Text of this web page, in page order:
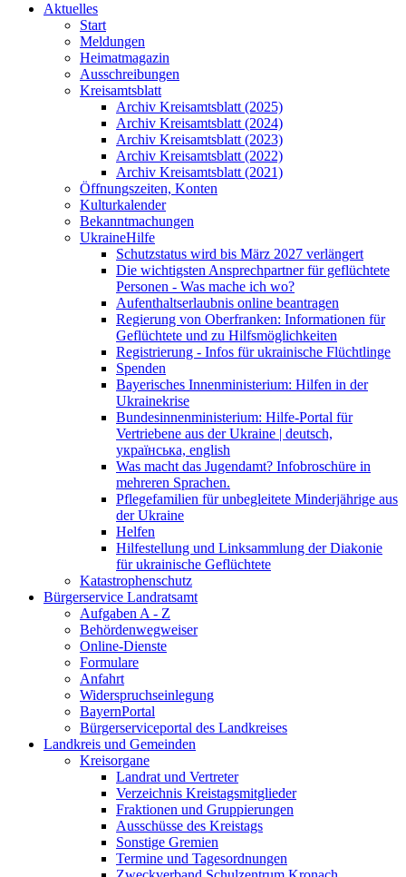
Aktuelles
Start
Meldungen
Heimatmagazin
Ausschreibungen
Kreisamtsblatt
Archiv Kreisamtsblatt (2025)
Archiv Kreisamtsblatt (2024)
Archiv Kreisamtsblatt (2023)
Archiv Kreisamtsblatt (2022)
Archiv Kreisamtsblatt (2021)
Öffnungszeiten, Konten
Kulturkalender
Bekanntmachungen
UkraineHilfe
Schutzstatus wird bis März 2027 verlängert
Die wichtigsten Ansprechpartner für geflüchtete
Personen - Was mache ich wo?
Aufenthaltserlaubnis online beantragen
Regierung von Oberfranken: Informationen für
Geflüchtete und zu Hilfsmöglichkeiten
Registrierung - Infos für ukrainische Flüchtlinge
Spenden
Bayerisches Innenministerium: Hilfen in der
Ukrainekrise
Bundesinnenministerium: Hilfe-Portal für
Vertriebene aus der Ukraine | deutsch,
українська, english
Was macht das Jugendamt? Infobroschüre in
mehreren Sprachen.
Pflegefamilien für unbegleitete Minderjährige aus
der Ukraine
Helfen
Hilfestellung und Linksammlung der Diakonie
für ukrainische Geflüchtete
Katastrophenschutz
Bürgerservice Landratsamt
Aufgaben A - Z
Behördenwegweiser
Online-Dienste
Formulare
Anfahrt
Widerspruchseinlegung
BayernPortal
Bürgerserviceportal des Landkreises
Landkreis und Gemeinden
Kreisorgane
Landrat und Vertreter
Verzeichnis Kreistagsmitglieder
Fraktionen und Gruppierungen
Ausschüsse des Kreistags
Sonstige Gremien
Termine und Tagesordnungen